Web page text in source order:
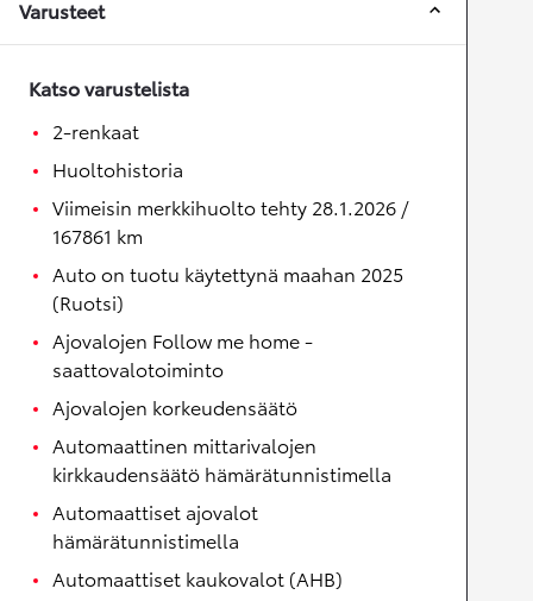
Varusteet
Katso varustelista
2-renkaat
Huoltohistoria
Viimeisin merkkihuolto tehty 28.1.2026 /
167861 km
Auto on tuotu käytettynä maahan 2025
(Ruotsi)
Ajovalojen Follow me home -
saattovalotoiminto
Ajovalojen korkeudensäätö
Automaattinen mittarivalojen
kirkkaudensäätö hämärätunnistimella
Automaattiset ajovalot
hämärätunnistimella
Automaattiset kaukovalot (AHB)